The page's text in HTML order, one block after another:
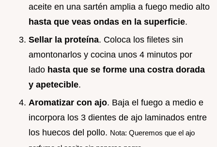
aceite en una sartén amplia a fuego medio alto
hasta que veas ondas en la superficie.
Sellar la proteína. Coloca los filetes sin
amontonarlos y cocina unos 4 minutos por
lado hasta que se forme una costra dorada
y apetecible.
Aromatizar con ajo. Baja el fuego a medio e
incorpora los 3 dientes de ajo laminados entre
los huecos del pollo. Nota: Queremos que el ajo